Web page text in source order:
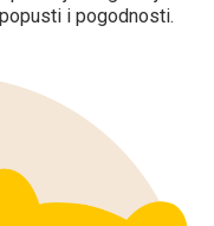
i pogodnosti.